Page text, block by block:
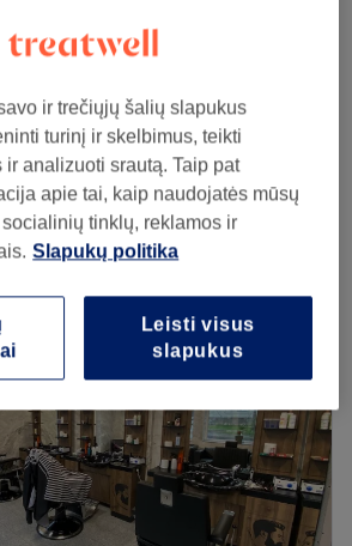
(TURINTIEMS DOVANŲ
barzdos modeliavimas
informaciją
10:00
10:00–21:00
10:00–21:00
10:00–21:00
10:00–21:00
10:00–21:00
10:00–21:00
klientai gali jaustis patogiai
– čia yra „PlayStation 5“, masažo
ir trečiųjų šalių slapukus
turinį ir skelbimus, teikti
analizuoti srautą. Taip pat
apie tai, kaip naudojatės mūsų
tinklų, reklamos ir
Slapukų politika
Leisti visus
slapukus